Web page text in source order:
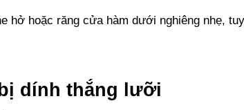
hở hoặc răng cửa hàm dưới nghiêng nhẹ,
dính thắng lưỡi